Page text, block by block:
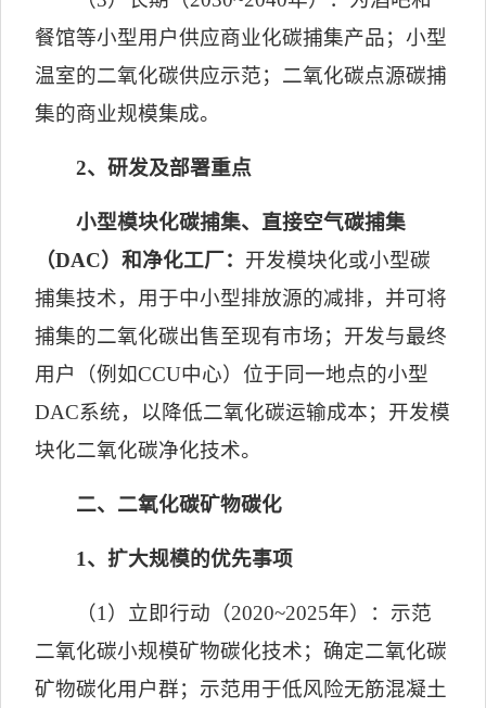
餐馆等小型用户供应商业化碳捕集产品；小型
温室的二氧化碳供应示范；二氧化碳点源碳捕
集的商业规模集成。
2、研发及部署重点
小型模块化碳捕集、直接空气碳捕集
（DAC）和净化工厂： 开发模块化或小型碳
捕集技术，用于中小型排放源的减排，并可将
捕集的二氧化碳出售至现有市场；开发与最终
用户（例如CCU中心）位于同一地点的小型
DAC系统，以降低二氧化碳运输成本；开发模
块化二氧化碳净化技术。
二、二氧化碳矿物碳化
1、扩大规模的优先事项
（1 ）立即行动（2020~2025年）：示范
二氧化碳小规模矿物碳化技术；确定二氧化碳
矿物碳化用户群；示范用于低风险无筋混凝土